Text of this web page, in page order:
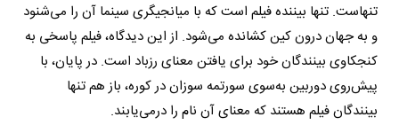
تنهاست. تنها بیننده فیلم است که با میانجیگری سینما آن را می‌شنود
و به جهان درون کین کشانده می‌شود. از این دیدگاه، فیلم پاسخی به
کنجکاوی بینندگان خود برای یافتن معنای رزباد است. در پایان، با
پیش‌روی دوربین به‌سوی سورتمه سوزان در کوره، باز هم تنها
بینندگان فیلم هستند که معنای آن نام را درمی‌یابند.